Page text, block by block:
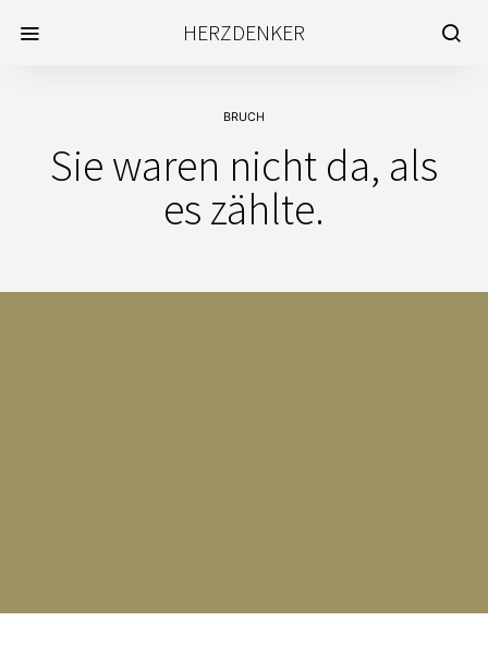
HERZDENKER
BRUCH
Sie waren nicht da, als
es zählte.